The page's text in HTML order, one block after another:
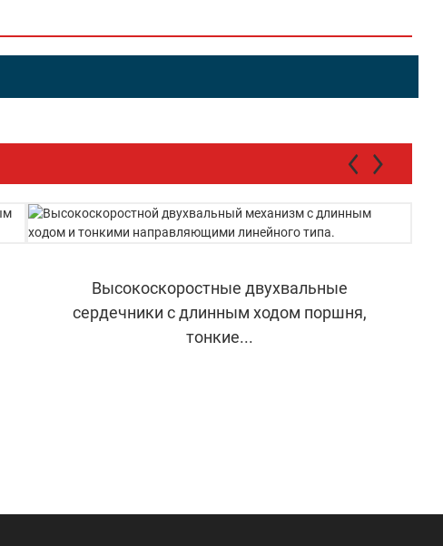
Высокоскоростные двухвальные
сердечники с длинным ходом поршня,
тонкие...